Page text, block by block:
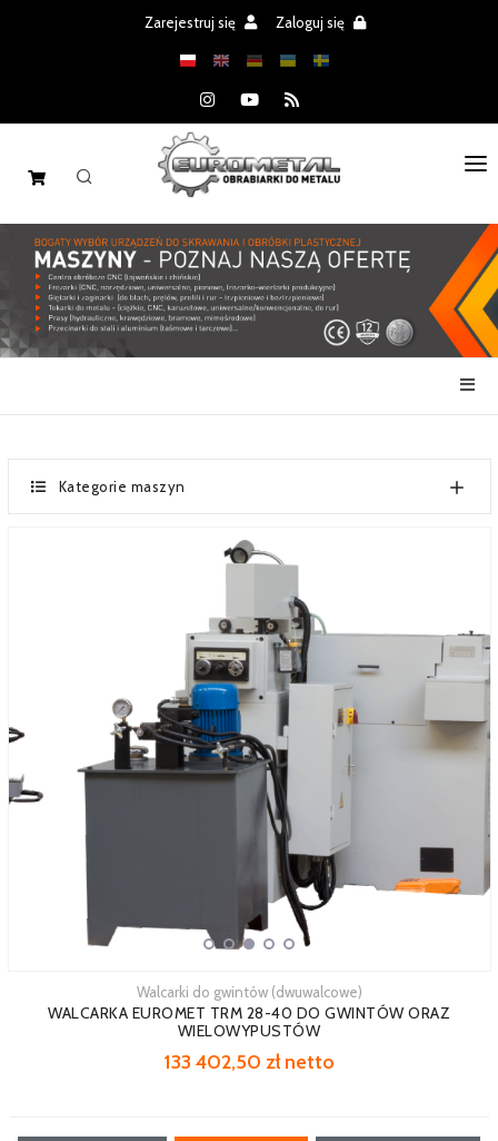
Zarejestruj się Zaloguj się
STRONA GŁÓWNA
MASZYNY
CZĘŚCI
SERWIS
Kategorie maszyn
Walcarki do gwintów (dwuwalcowe)
WALCARKA EUROMET TRM 28-40 DO GWINTÓW ORAZ
WIELOWYPUSTÓW
133 402,50 zł netto